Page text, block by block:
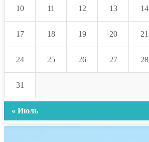
10 11 12 13 14
17 18 19 20 21
24 25 26 27 28
31
« Июль